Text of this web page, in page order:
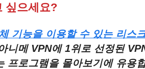
싶으세요?
기능을 이용할 수 있는 리스
니메VPN에1위로 선정된
프로그램을 몰아보기에 유용